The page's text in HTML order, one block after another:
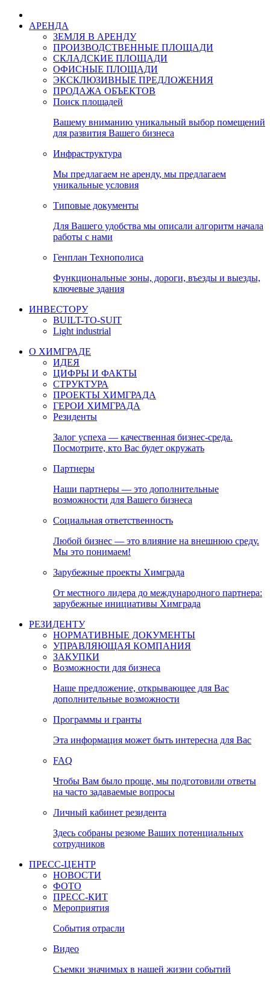
АРЕНДА
ЗЕМЛЯ В АРЕНДУ
ПРОИЗВОДСТВЕННЫЕ ПЛОЩАДИ
СКЛАДСКИЕ ПЛОЩАДИ
ОФИСНЫЕ ПЛОЩАДИ
ЭКСКЛЮЗИВНЫЕ ПРЕДЛОЖЕНИЯ
ПРОДАЖА ОБЪЕКТОВ
Поиск площадей
Вашему вниманию уникальный выбор помещений
для развития Вашего бизнеса
Инфраструктура
Мы предлагаем не аренду, мы предлагаем
уникальные условия
Типовые документы
Для Вашего удобства мы описали алгоритм начала
работы с нами
Генплан Технополиса
Функциональные зоны, дороги, въезды и выезды,
ключевые здания
ИНВЕСТОРУ
BUILT-TO-SUIT
Light industrial
О ХИМГРАДЕ
ИДЕЯ
ЦИФРЫ И ФАКТЫ
СТРУКТУРА
ПРОЕКТЫ ХИМГРАДА
ГЕРОИ ХИМГРАДА
Резиденты
Залог успеха — качественная бизнес-среда.
Посмотрите, кто Вас будет окружать
Партнеры
Наши партнеры — это дополнительные
возможности для Вашего бизнеса
Социальная ответственность
Любой бизнес — это влияние на внешнюю среду.
Мы это понимаем!
Зарубежные проекты Химграда
От местного лидера до международного партнера:
зарубежные инициативы Химграда
РЕЗИДЕНТУ
НОРМАТИВНЫЕ ДОКУМЕНТЫ
УПРАВЛЯЮЩАЯ КОМПАНИЯ
ЗАКУПКИ
Возможности для бизнеса
Наше предложение, открывающее для Вас
дополнительные возможности
Программы и гранты
Эта информация может быть интересна для Вас
FAQ
Чтобы Вам было проще, мы подготовили ответы
на часто задаваемые вопросы
Личный кабинет резидента
Здесь собраны резюме Ваших потенциальных
сотрудников
ПРЕСС-ЦЕНТР
НОВОСТИ
ФОТО
ПРЕСС-КИТ
Мероприятия
События отрасли
Видео
Съемки значимых в нашей жизни событий